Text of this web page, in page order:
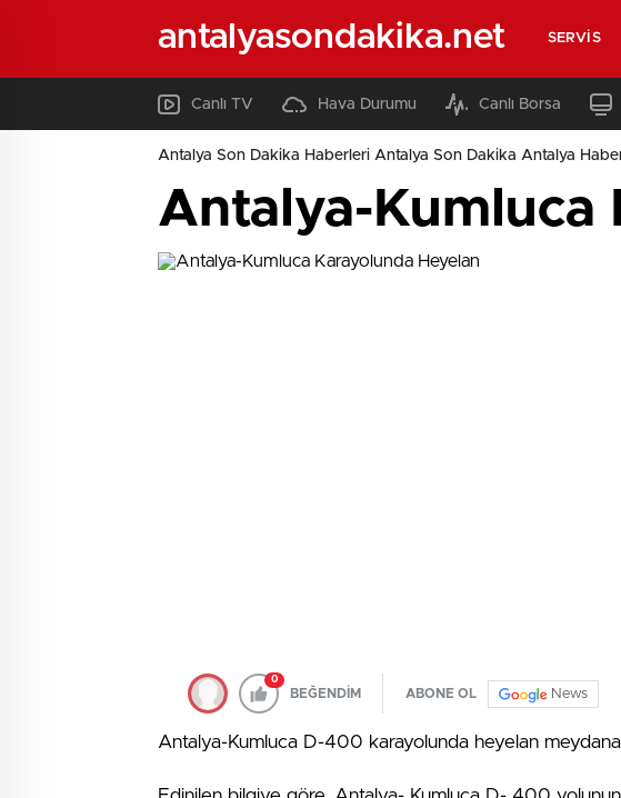
antalyasondakika.net SERVIS
Canlı TV Hava Durumu Canlı Borsa
Antalya Son Dakika Haberleri Antalya Son Dakika Antalya
Antalya-Kumluca
0
BEĞENDİM ABONE OL News
Antalya-Kumluca D-400 karayolunda heyelan